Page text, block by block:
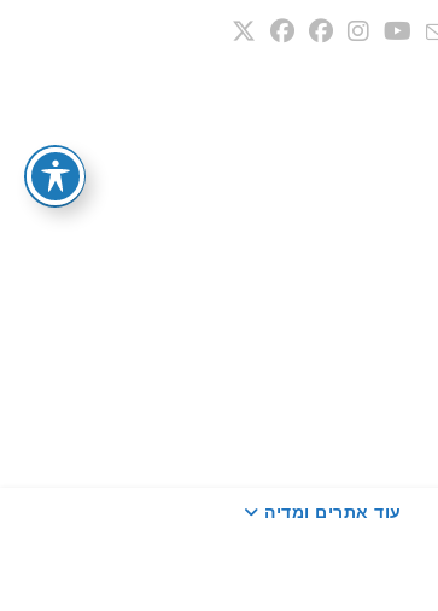
עוד אתרים ומדיה